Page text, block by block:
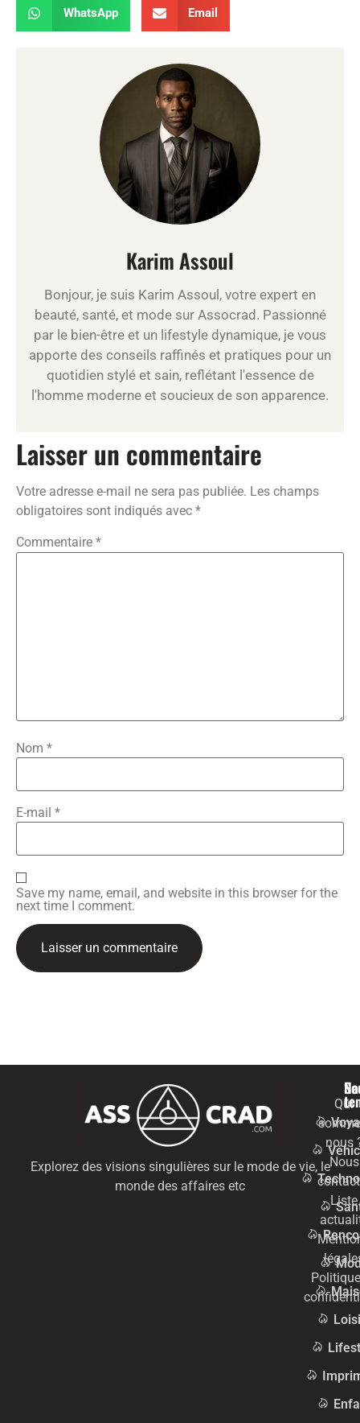
WhatsApp Email
Karim Assoul
Bonjour, je suis Karim Assoul, votre expert en
beauté, santé, et mode sur Assocrad. Passionné
par le bien-être et un lifestyle dynamique, je vous
apporte des conseils raffinés et pratiques pour un
quotidien stylé et sain, reflétant l'essence de
l'homme moderne et soucieux de son apparence.
Laisser un commentaire
Votre adresse e-mail ne sera pas publiée. Les champs
obligatoires sont indiqués avec *
Commentaire *
Nom *
E-mail *
Save my name, email, and website in this browser for the
next time I comment.
Explorez des visions singulières sur le mode de vie, le
monde des affaires etc
Qui
nous
Nous
Liste